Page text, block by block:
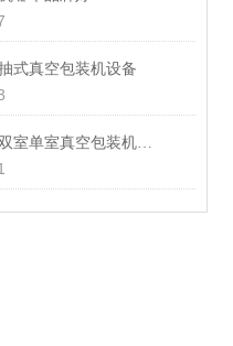
式真空包装机设备
多种型号选择双室单室真空包装机供应商